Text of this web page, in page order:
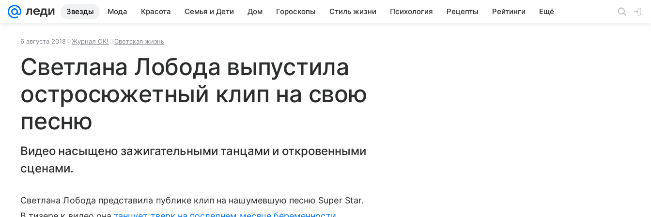
Звезды Мода Красота Семья и Дети Дом Гороскопы Стиль жизни Психология Рецепты Рейтинги Ещё
6 августа 2018 Журнал OK! Светская жизнь
Светлана Лобода выпустила
остросюжетный клип на свою
песню
Видео насыщено зажигательными танцами и откровенными
сценами.
Светлана Лобода представила публике клип на нашумевшую песню Super Star.